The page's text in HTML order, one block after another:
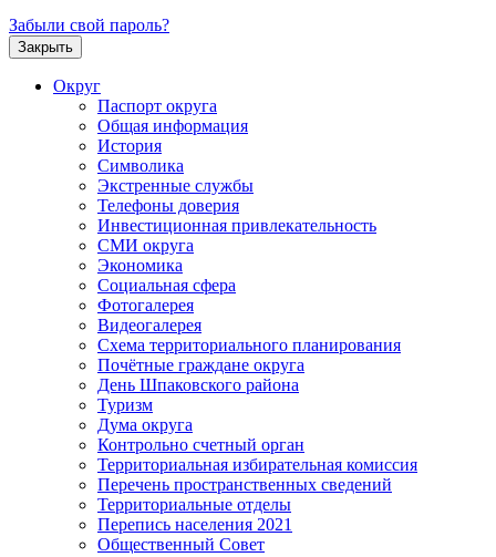
Забыли свой пароль?
Закрыть
Округ
Паспорт округа
Общая информация
История
Символика
Экстренные службы
Телефоны доверия
Инвестиционная привлекательность
СМИ округа
Экономика
Социальная сфера
Фотогалерея
Видеогалерея
Схема территориального планирования
Почётные граждане округа
День Шпаковского района
Туризм
Дума округа
Контрольно счетный орган
Территориальная избирательная комиссия
Перечень пространственных сведений
Территориальные отделы
Перепись населения 2021
Общественный Совет